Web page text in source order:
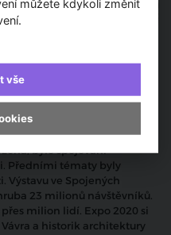
pohledem Zdeňka
je za námi. Hlavním
začala loni 1. října poté,
bylo spojování
Předními tématy byly
ve Spojených
23 milionů návštěvníků.
milion lidí. Expo 2020 si
a historik architektury
můžete kdykoli změnit
vše